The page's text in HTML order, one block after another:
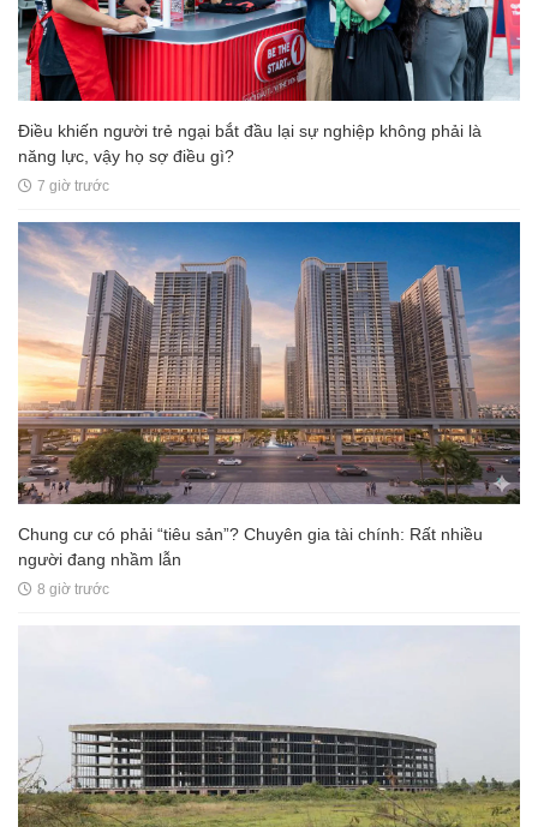
Điều khiến người trẻ ngại bắt đầu lại sự nghiệp không phải là
năng lực, vậy họ sợ điều gì?
7 giờ trước
Chung cư có phải “tiêu sản”? Chuyên gia tài chính: Rất nhiều
người đang nhầm lẫn
8 giờ trước